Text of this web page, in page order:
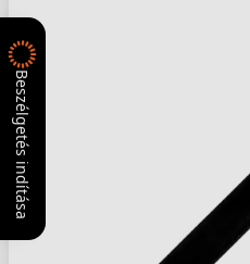
Beszélgetés indítása